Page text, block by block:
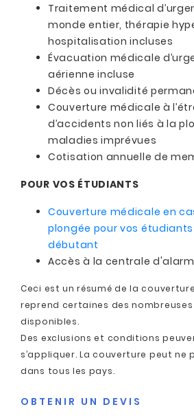
Traitement médical
monde entier, thérapie
hospitalisation incluses
Évacuation médicale
aérienne incluse
Décès ou invalidité
Couverture médicale à
d’accidents non liés à la
maladies imprévues
Cotisation annuelle de
POUR VOS ÉTUDIANTS
Couverture médicale en
plongée pour vos
débutant
Accès à la centrale
Ceci est un résumé de la
reprend certaines des
disponibles.
Des exclusions et conditions
s’appliquer. La couverture peut ne
dans tous les pays.
OBTENIR UN DEVIS